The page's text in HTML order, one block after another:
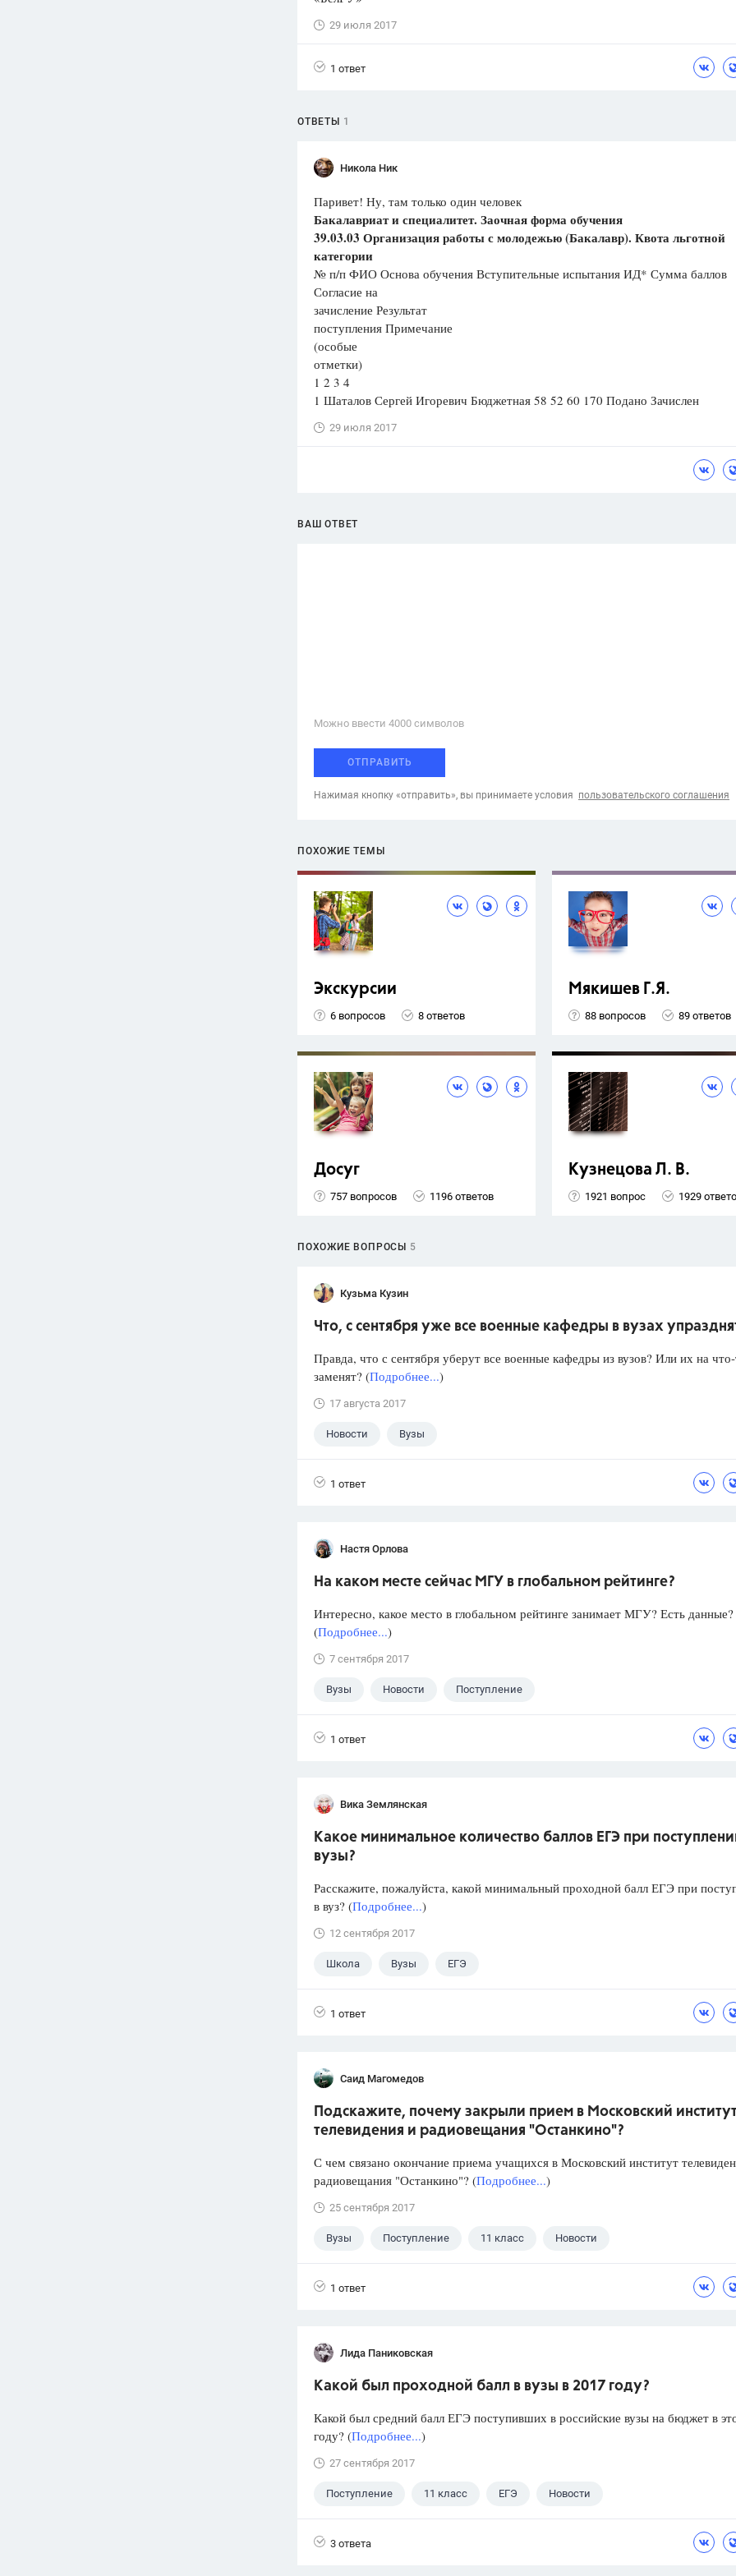
Вузы
Олимпиады
Spotlight
ГИА
ответов
Красота,
29 июля 2017
1 ответ
ОТВЕТЫ 1
Никола Ник
Паривет! Ну, там только один человек
Бакалавриат и специалитет. Заочная форма обучения
39.03.03 Организация работы с молодежью (Бакалавр). Квота льготной
категории
№ п/п ФИО Основа обучения Вступительные испытания ИД* Сумма баллов
Согласие на
зачисление Результат
поступления Примечание
(особые
отметки)
1 2 3 4
1 Шаталов Сергей Игоревич Бюджетная 58 52 60 170 Подано Зачислен
29 июля 2017
ВАШ ОТВЕТ
Можно ввести 4000 cимволов
ОТПРАВИТЬ
Нажимая кнопку «отправить», вы принимаете условия пользовательского соглашения
ПОХОЖИЕ ТЕМЫ
Экскурсии
6 вопросов 8 ответов
Мякишев Г.Я.
88 вопросов 89 ответов
Досуг
757 вопросов 1196 ответов
Кузнецова Л. В.
1921 вопрос 1929
ПОХОЖИЕ ВОПРОСЫ 5
Кузьма Кузин
Что, с сентября уже все военные кафедры в вузах
Правда, что с сентября уберут все военные кафедры из вузов? Или их на
заменят? (Подробнее...)
17 августа 2017
Новости Вузы
1 ответ
Настя Орлова
На каком месте сейчас МГУ в глобальном рейтинге?
Интересно, какое место в глобальном рейтинге занимает МГУ? Есть данные?
(Подробнее...)
7 сентября 2017
Вузы Новости Поступление
1 ответ
Вика Землянская
Какое минимальное количество баллов ЕГЭ при
вузы?
Расскажите, пожалуйста, какой минимальный проходной балл ЕГЭ при
в вуз? (Подробнее...)
12 сентября 2017
Школа Вузы ЕГЭ
1 ответ
Саид Магомедов
Подскажите, почему закрыли прием в Московский
телевидения и радиовещания "Останкино"?
С чем связано окончание приема учащихся в Московский институт
радиовещания "Останкино"? (Подробнее...)
25 сентября 2017
Вузы Поступление 11 класс Новости
1 ответ
Лида Паниковская
Какой был проходной балл в вузы в 2017 году?
Какой был средний балл ЕГЭ поступивших в российские вузы на бюджет в
году? (Подробнее...)
27 сентября 2017
Поступление 11 класс ЕГЭ Новости
3 ответа